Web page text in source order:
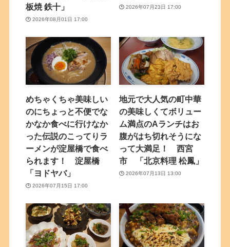
板焼 鉄十」
2026年08月01日 17:00
2026年07月23日 17:00
めちゃくちゃ美味しい
のにちょっと不便でな
かなか食べに行けなか
った伝説のこってりラ
ーメンが淀屋橋で食べ
られます！ 淀屋橋
「ヨドヤバ」
2026年07月15日 17:00
地元で大人気の町中華
の美味しくてボリュー
ム満点のAランチはお
腹がはち切れそうにな
って大満足！ 西宮
市 「北京料理 松鳳」
2026年07月13日 13:00